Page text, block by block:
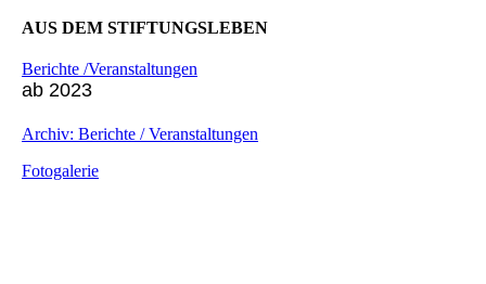
AUS DEM STIFTUNGSLEBEN
Berichte /Veranstaltungen
ab 2023
Archiv: Berichte / Veranstaltungen
Fotogalerie